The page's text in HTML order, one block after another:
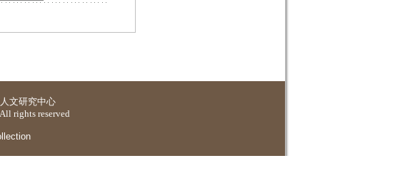
文研究中心
rights reserved